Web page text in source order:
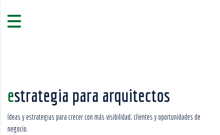
estrategia para arquitectos
Ideas y estrategias para crecer con más visibilidad, clientes y oportunidades de
negocio.